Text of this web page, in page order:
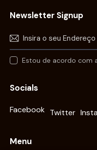
Newsletter Signup
Estou de acordo com
Socials
Facebook Twitter
Menu